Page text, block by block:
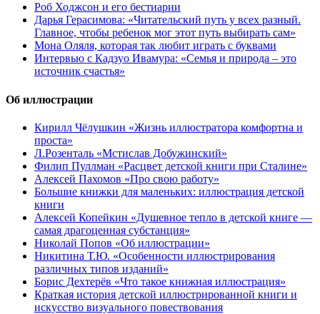
Роб Ходжсон и его бестиарии
Дарья Герасимова: «Читательский путь у всех разный.
Главное, чтобы ребенок мог этот путь выбирать сам»
Мона Оляля, которая так любит играть с буквами
Интервью с Кадзуо Ивамура: «Семья и природа – это
источник счастья»
Об иллюстрации
Кирилл Чёлушкин «Жизнь иллюстратора комфортна и
проста»
Л.Розенталь «Мстислав Добужинский»
Филип Пуллман «Расцвет детской книги при Сталине»
Алексей Пахомов «Про свою работу»
Большие книжки для маленьких: иллюстрация детской
книги
Алексей Копейкин «Душевное тепло в детской книге —
самая драгоценная субстанция»
Николай Попов «Об иллюстрации»
Никитина Т.Ю. «Особенности иллюстрирования
различных типов изданий»
Борис Дехтерёв «Что такое книжная иллюстрация»
Краткая история детской иллюстрированной книги и
искусство визуального повествования